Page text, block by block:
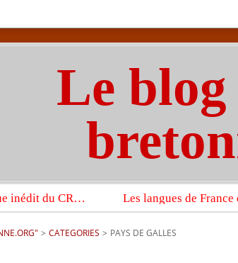
Le
Un colloque inédit du CRBC sur les victimes de l’année 1944
> CATEGORIES > PAYS DE GALLES